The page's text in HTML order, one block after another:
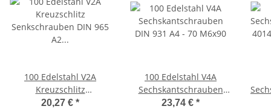
100 Edelstahl V2A
Kreuzschlitz
Senkschrauben DIN 965
20,27 € *
100 Edelstahl V4A
Sechskantschrauben
DIN 931 A4 - 70 M6x90
23,74 € *